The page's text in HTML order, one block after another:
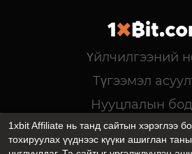
Үйлчилгээний
Түгээмэл
Нууцлалын
1xbit Affiliate нь танд сайтын хэрэглээ
тохируулах үүднээс күүки ашиглан